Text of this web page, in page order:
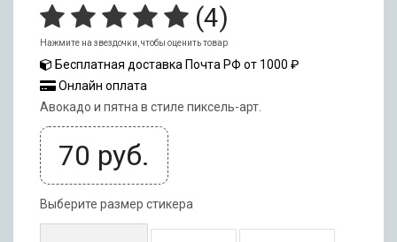
(4)
Нажмите на звездочки, чтобы оценить товар
Бесплатная доставка Почта РФ от 1000 ₽
Онлайн оплата
Авокадо и пятна в стиле пиксель-арт.
70 руб.
Выберите размер стикера